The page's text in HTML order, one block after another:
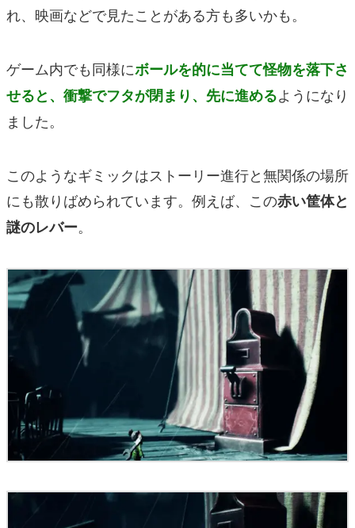
れ、映画などで見たことがある方も多いかも。
ゲーム内でも同様にボールを的に当てて怪物を落下さ
せると、衝撃でフタが閉まり、先に進めるようになり
ました。
このようなギミックはストーリー進行と無関係の場所
にも散りばめられています。例えば、この赤い筐体と
謎のレバー。